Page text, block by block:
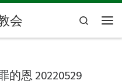
会
Search
的恩 20220529